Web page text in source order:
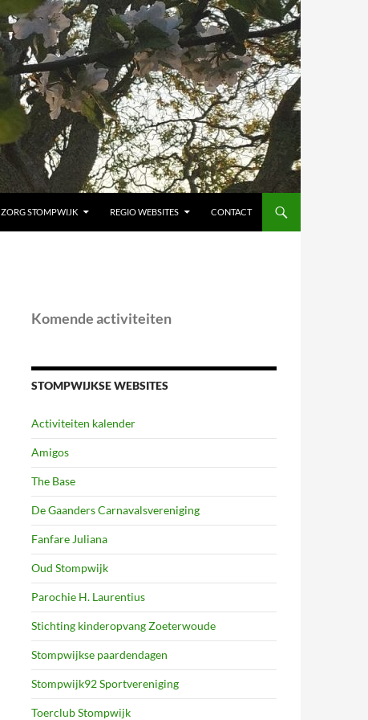
ZORG STOMPWIJK REGIO WEBSITES CONTACT
Komende activiteiten
STOMPWIJKSE WEBSITES
Activiteiten kalender
Amigos
The Base
De Gaanders Carnavalsvereniging
Fanfare Juliana
Oud Stompwijk
Parochie H. Laurentius
Stichting kinderopvang Zoeterwoude
Stompwijkse paardendagen
Stompwijk92 Sportvereniging
Toerclub Stompwijk